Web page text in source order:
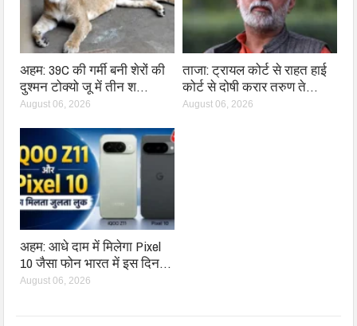
अहम: 39C की गर्मी बनी शेरों की
दुश्मन टोक्यो जू में तीन श…
August 06, 2026
ताजा: ट्रायल कोर्ट से राहत हाई
कोर्ट से दोषी करार तरुण ते…
August 06, 2026
अहम: आधे दाम में मिलेगा Pixel
10 जैसा फोन भारत में इस दिन…
August 06, 2026